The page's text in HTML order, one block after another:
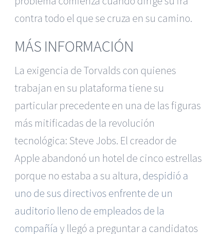
contra todo el que se cruza en su camino.
MÁS INFORMACIÓN
La exigencia de Torvalds con quienes
trabajan en su plataforma tiene su
particular precedente en una de las figuras
más mitificadas de la revolución
tecnológica: Steve Jobs. El creador de
Apple abandonó un hotel de cinco estrellas
porque no estaba a su altura, despidió a
uno de sus directivos enfrente de un
auditorio lleno de empleados de la
compañía y llegó a preguntar a candidatos